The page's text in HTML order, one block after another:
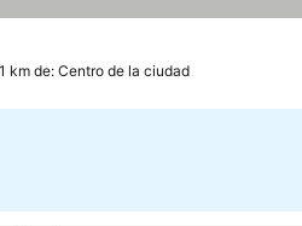
km de: Centro de la ciudad